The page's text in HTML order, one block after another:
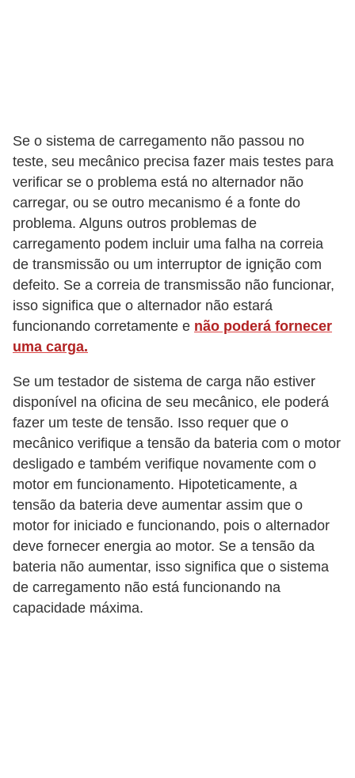
Se o sistema de carregamento não passou no
teste, seu mecânico precisa fazer mais testes para
verificar se o problema está no alternador não
carregar, ou se outro mecanismo é a fonte do
problema. Alguns outros problemas de
carregamento podem incluir uma falha na correia
de transmissão ou um interruptor de ignição com
defeito. Se a correia de transmissão não funcionar,
isso significa que o alternador não estará
funcionando corretamente e não poderá fornecer
uma carga.
Se um testador de sistema de carga não estiver
disponível na oficina de seu mecânico, ele poderá
fazer um teste de tensão. Isso requer que o
mecânico verifique a tensão da bateria com o motor
desligado e também verifique novamente com o
motor em funcionamento. Hipoteticamente, a
tensão da bateria deve aumentar assim que o
motor for iniciado e funcionando, pois o alternador
deve fornecer energia ao motor. Se a tensão da
bateria não aumentar, isso significa que o sistema
de carregamento não está funcionando na
capacidade máxima.
í
c
u
l
o
s
M
c
n
i
c
a
e
m
a
n
t